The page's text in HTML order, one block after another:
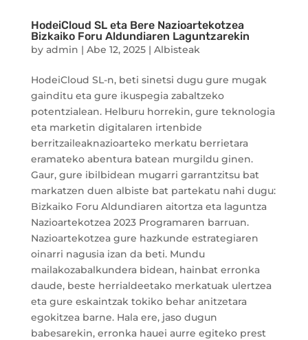
HodeiCloud SL eta Bere Nazioartekotzea
Bizkaiko Foru Aldundiaren Laguntzarekin
by admin | Abe 12, 2025| Albisteak
HodeiCloud SL-n, beti sinetsi dugu gure mugak
gainditu eta gure ikuspegia zabaltzeko
potentzialean. Helburu horrekin, gure teknologia
eta marketin digitalaren irtenbide
berritzaileaknazioarteko merkatu berrietara
eramateko abentura batean murgildu ginen.
Gaur, gure ibilbidean mugarri garrantzitsu bat
markatzen duen albiste bat partekatu nahi dugu:
Bizkaiko Foru Aldundiaren aitortza eta laguntza
Nazioartekotzea 2023 Programaren barruan.
Nazioartekotzea gure hazkunde estrategiaren
oinarri nagusia izan da beti. Mundu
mailakozabalkundera bidean, hainbat erronka
daude, beste herrialdeetako merkatuak ulertzea
eta gure eskaintzak tokiko behar anitzetara
egokitzea barne. Hala ere, jaso dugun
babesarekin, erronka hauei aurre egiteko prest